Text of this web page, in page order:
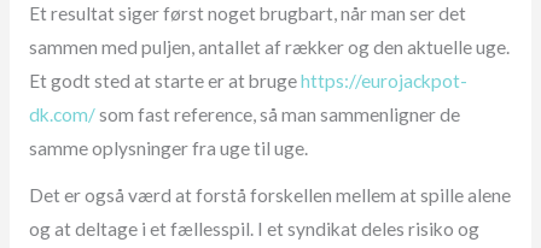
Et resultat siger først noget brugbart, når man ser det
sammen med puljen, antallet af rækker og den aktuelle uge.
Et godt sted at starte er at brugehttps://eurojackpot-
dk.com/som fast reference, så man sammenligner de
samme oplysninger fra uge til uge.
Det er også værd at forstå forskellen mellem at spille alene
og at deltage i et fællesspil. I et syndikat deles risiko og